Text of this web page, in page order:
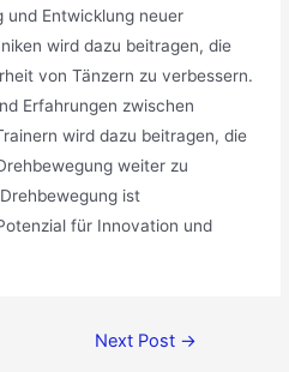
und Entwicklung neuer
wird dazu beitragen, die
von Tänzern zu verbessern.
Erfahrungen zwischen
wird dazu beitragen, die
weiter zu
ist
für Innovation und
Next Post →